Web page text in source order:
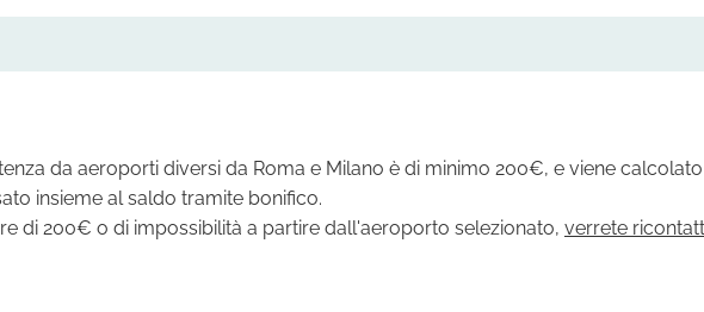
da aeroporti diversi da Roma e Milano è di minimo 200€, e viene
insieme al saldo tramite bonifico.
di 200€ o di impossibilità a partire dall'aeroporto selezionato, verrete